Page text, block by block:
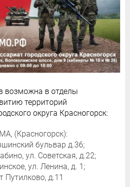
возможна в отделы
территорий
округа Красногорск:
(Красногорск):
бульвар д.36;
ул. Советская, д.22;
ул. Ленина, д. 1;
д.11